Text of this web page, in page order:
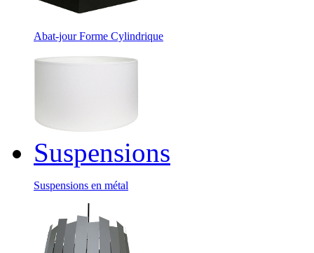
Abat-jour Forme Cylindrique
Suspensions
Suspensions en métal